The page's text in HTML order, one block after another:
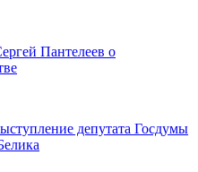
Пантелеев о
депутата Госдумы